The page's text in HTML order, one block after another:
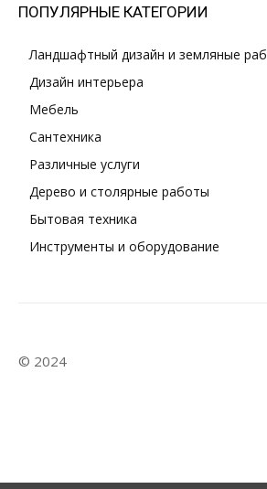
ПОПУЛЯРНЫЕ КАТЕГОРИИ
Ландшафтный дизайн и земляные
Дизайн интерьера
Мебель
Сантехника
Различные услуги
Дерево и столярные работы
Бытовая техника
Инструменты и оборудование
© 2024